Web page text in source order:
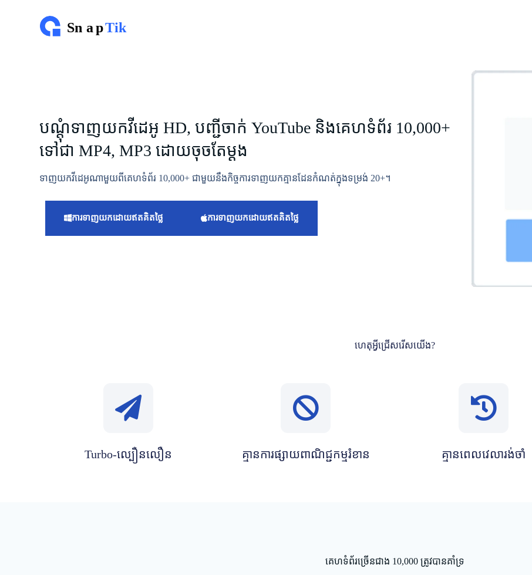
បណ្តុំទាញយកវីដេអូ HD, បញ្ជីចាក់ YouTube និងគេហទំព័រ 10,000+
ទៅជា MP4, MP3 ដោយចុចតែម្តង
ទាញយកវីដេអូណាមួយពីគេហទំព័រ 10,000+ ជាមួយនឹងកិច្ចការទាញយកគ្មានដែនកំណត់ក្នុងទម្រង់ 20+។
ការ​ទាញ​យក​ដោយ​ឥត​គិត​ថ្លៃ ការ​ទាញ​យក​ដោយ​ឥត​គិត​ថ្លៃ
ហេតុអ្វីជ្រើសរើសយើង?
Turbo-ល្បឿនលឿន គ្មានការផ្សាយពាណិជ្ជកម្មរំខាន គ្មានពេលវេលារង់ចាំ
គេហទំព័រច្រើនជាង 10,000 ត្រូវបានគាំទ្រ